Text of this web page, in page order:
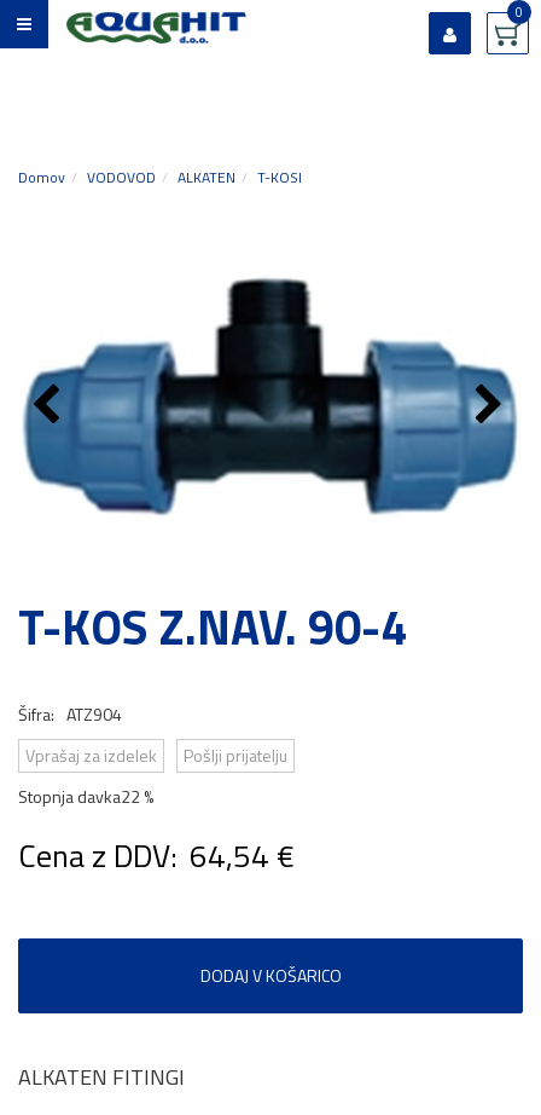
0
Domov VODOVOD ALKATEN T-KOSI
T-KOS Z.NAV. 90-4
Šifra: ATZ904
Vprašaj za izdelek
Pošlji prijatelju
Stopnja davka22 %
Cena z DDV: 64,54 €
DODAJ V KOŠARICO
ALKATEN FITINGI